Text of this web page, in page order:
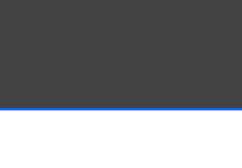
ることに対応する。